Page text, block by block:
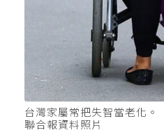
台灣家屬常把失智當老化。
聯合報資料照片